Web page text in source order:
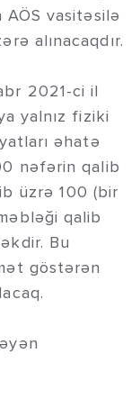
vasitəsilə
alınacaqdır.
2021-ci il
yalnız fiziki
əhatə
nəfərin qalib
üzrə 100 (bir
qalib
Bu
göstərən